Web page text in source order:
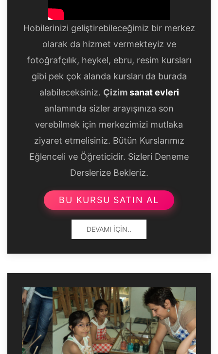
Hobilerinizi geliştirebileceğimiz bir merkez
olarak da hizmet vermekteyiz ve
fotoğrafçılık, heykel, ebru, resim kursları
gibi pek çok alanda kursları da burada
alabileceksiniz. Çizimsanat evleri
anlamında sizler arayışınıza son
verebilmek için merkezimizi mutlaka
ziyaret etmelisiniz. Bütün Kurslarımız
Eğlenceli ve Öğreticidir. Sizleri Deneme
Derslerize Bekleriz.
BU KURSU SATIN AL
DEVAMI İÇIN..